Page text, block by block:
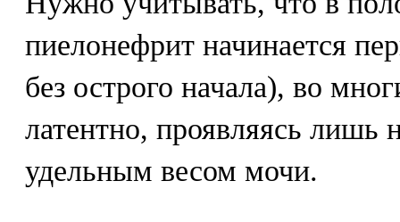
пиелонефрит начинается
без острого начала), во
латентно, проявляясь лишь
удельным весом мочи.